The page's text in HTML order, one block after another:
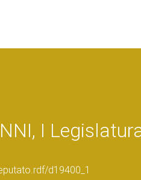
I
d19400_1